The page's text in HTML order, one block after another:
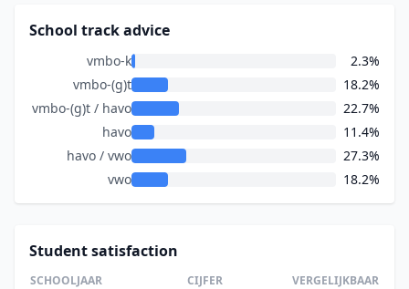
School track advice
vmbo-k
2.3%
vmbo-(g)t
18.2%
vmbo-(g)t / havo
22.7%
havo
11.4%
havo / vwo
27.3%
vwo
18.2%
Student satisfaction
SCHOOLJAAR CIJFER VERGELIJKBAAR